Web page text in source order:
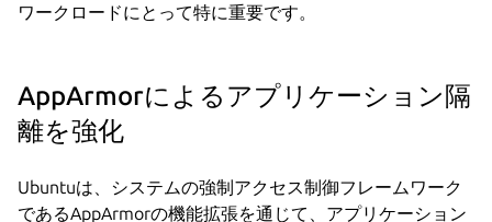
ワークロードにとって特に重要です。
AppArmorによるアプリケーション隔
離を強化
Ubuntuは、システムの強制アクセス制御フレームワーク
であるAppArmorの機能拡張を通じて、アプリケーション